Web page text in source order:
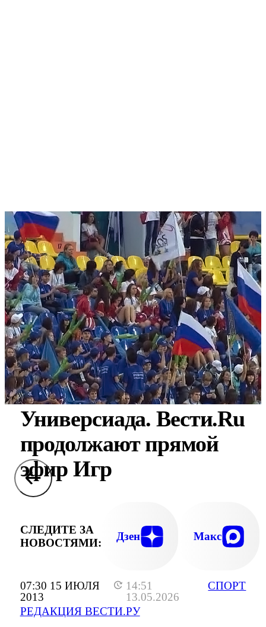
07:30 15 ИЮЛЯ
2013
14:51
13.05.2026
РЕДАКЦИЯ ВЕСТИ.РУ
СПОРТ
Универсиада. Вести.Ru
продолжают прямой
эфир Игр
СЛЕДИТЕ ЗА
НОВОСТЯМИ:
Дзен Макс